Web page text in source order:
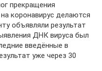
прекращения
коронавирус делаются
объявляли результат
ДНК вируса был
введённые в
уже через 30